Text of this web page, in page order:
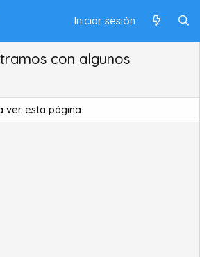
Iniciar sesión
con algunos
ver esta página.